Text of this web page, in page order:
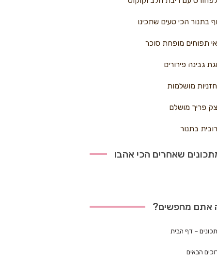
בתנור הכי טעים שתכינו
תפוחים מופחת סוכר
גבינה פירורים
מושלמות
פריך מושלם
בתנור
שאחרים הכי אהבו
אתם מחפשים?
– דף הבית
הבאים